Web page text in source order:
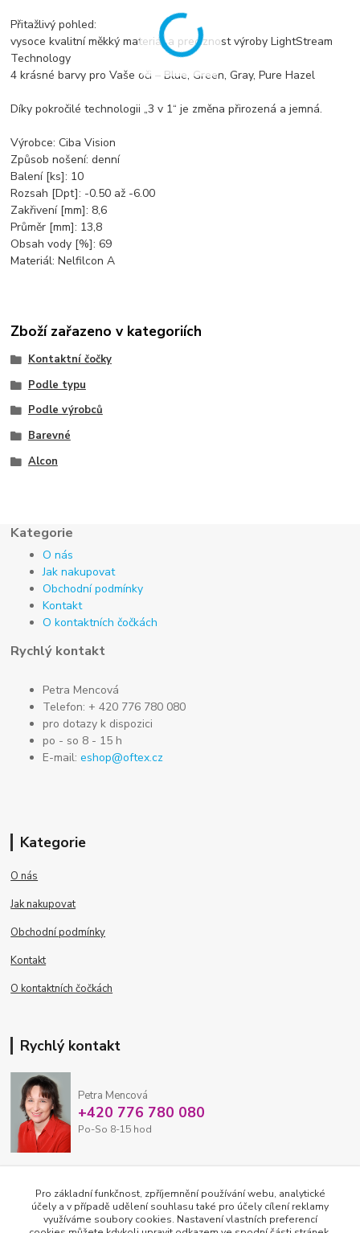
Přitažlivý pohled:
vysoce kvalitní měkký materiál a preciznost výroby LightStream
Technology
4 krásné barvy pro Vaše oči – Blue, Green, Gray, Pure Hazel
Díky pokročilé technologii „3 v 1“ je změna přirozená a jemná.
Výrobce: Ciba Vision
Způsob nošení: denní
Balení [ks]: 10
Rozsah [Dpt]: -0.50 až -6.00
Zakřivení [mm]: 8,6
Průměr [mm]: 13,8
Obsah vody [%]: 69
Materiál: Nelfilcon A
Zboží zařazeno v kategoriích
Kontaktní čočky
Podle typu
Podle výrobců
Barevné
Alcon
Kategorie
O nás
Jak nakupovat
Obchodní podmínky
Kontakt
O kontaktních čočkách
Rychlý kontakt
Petra Mencová
Telefon: + 420 776 780 080
pro dotazy k dispozici
po - so 8 - 15 h
E-mail:eshop@oftex.cz
Kategorie
O nás
Jak nakupovat
Obchodní podmínky
Kontakt
O kontaktních čočkách
Rychlý kontakt
Petra Mencová
+420 776 780 080
Po-So 8-15 hod
Pro základní funkčnost, zpříjemnění používání webu, analytické
účely a v případě udělení souhlasu také pro účely cílení reklamy
využíváme soubory cookies. Nastavení vlastních preferencí